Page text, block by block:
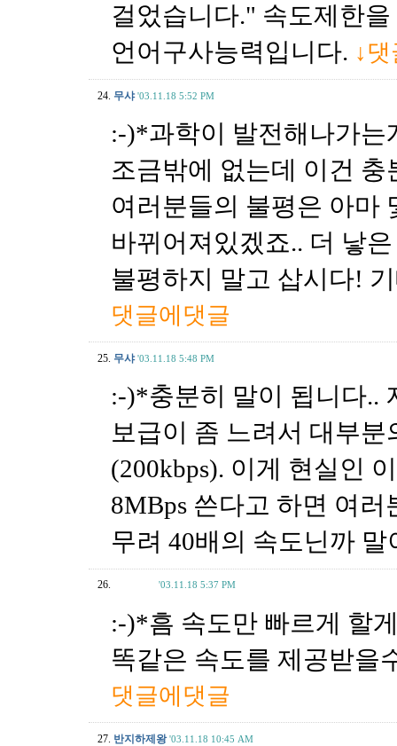
걸었습니다." 속도제한
언어구사능력입니다. ↓
24. 무샤 '03.11.18 5:52 PM
:-)*과학이 발전해나가는
조금밖에 없는데 이건
여러분들의 불평은 아마
바뀌어져있겠죠.. 더 낳
불평하지 말고 삽시다!
댓글에댓글
25. 무샤 '03.11.18 5:48 PM
:-)*충분히 말이 됩니다..
보급이 좀 느려서 대부분
(200kbps). 이게 현실인
8MBps 쓴다고 하면 여
무려 40배의 속도닌까
26. '03.11.18 5:37 PM
:-)*흠 속도만 빠르게 할
똑같은 속도를 제공받을
댓글에댓글
27. 반지하제왕 '03.11.18 10:45 AM